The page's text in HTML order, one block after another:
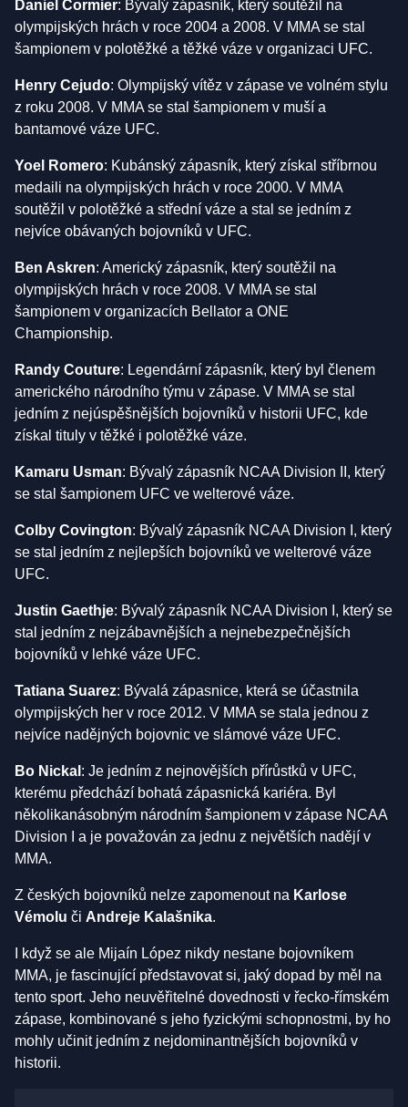
Daniel Cormier: Bývalý zápasník, který soutěžil na
olympijských hrách v roce 2004 a 2008. V MMA se stal
šampionem v polotěžké a těžké váze v organizaci UFC.
Henry Cejudo: Olympijský vítěz v zápase ve volném stylu
z roku 2008. V MMA se stal šampionem v muší a
bantamové váze UFC.
Yoel Romero: Kubánský zápasník, který získal stříbrnou
medaili na olympijských hrách v roce 2000. V MMA
soutěžil v polotěžké a střední váze a stal se jedním z
nejvíce obávaných bojovníků v UFC.
Ben Askren: Americký zápasník, který soutěžil na
olympijských hrách v roce 2008. V MMA se stal
šampionem v organizacích Bellator a ONE
Championship.
Randy Couture: Legendární zápasník, který byl členem
amerického národního týmu v zápase. V MMA se stal
jedním z nejúspěšnějších bojovníků v historii UFC, kde
získal tituly v těžké i polotěžké váze.
Kamaru Usman: Bývalý zápasník NCAA Division II, který
se stal šampionem UFC ve welterové váze.
Colby Covington: Bývalý zápasník NCAA Division I, který
se stal jedním z nejlepších bojovníků ve welterové váze
UFC.
Justin Gaethje: Bývalý zápasník NCAA Division I, který se
stal jedním z nejzábavnějších a nejnebezpečnějších
bojovníků v lehké váze UFC.
Tatiana Suarez: Bývalá zápasnice, která se účastnila
olympijských her v roce 2012. V MMA se stala jednou z
nejvíce nadějných bojovnic ve slámové váze UFC.
Bo Nickal : Je jedním z nejnovějších přírůstků v UFC,
kterému předchází bohatá zápasnická kariéra. Byl
několikanásobným národním šampionem v zápase NCAA
Division I a je považován za jednu z největších nadějí v
MMA.
Z českých bojovníků nelze zapomenout na Karlose
Vémolu či Andreje Kalašnika.
I když se ale Mijaín López nikdy nestane bojovníkem
MMA, je fascinující představovat si, jaký dopad by měl na
tento sport. Jeho neuvěřitelné dovednosti v řecko-římském
zápase, kombinované s jeho fyzickými schopnostmi, by ho
mohly učinit jedním z nejdominantnějších bojovníků v
historii.